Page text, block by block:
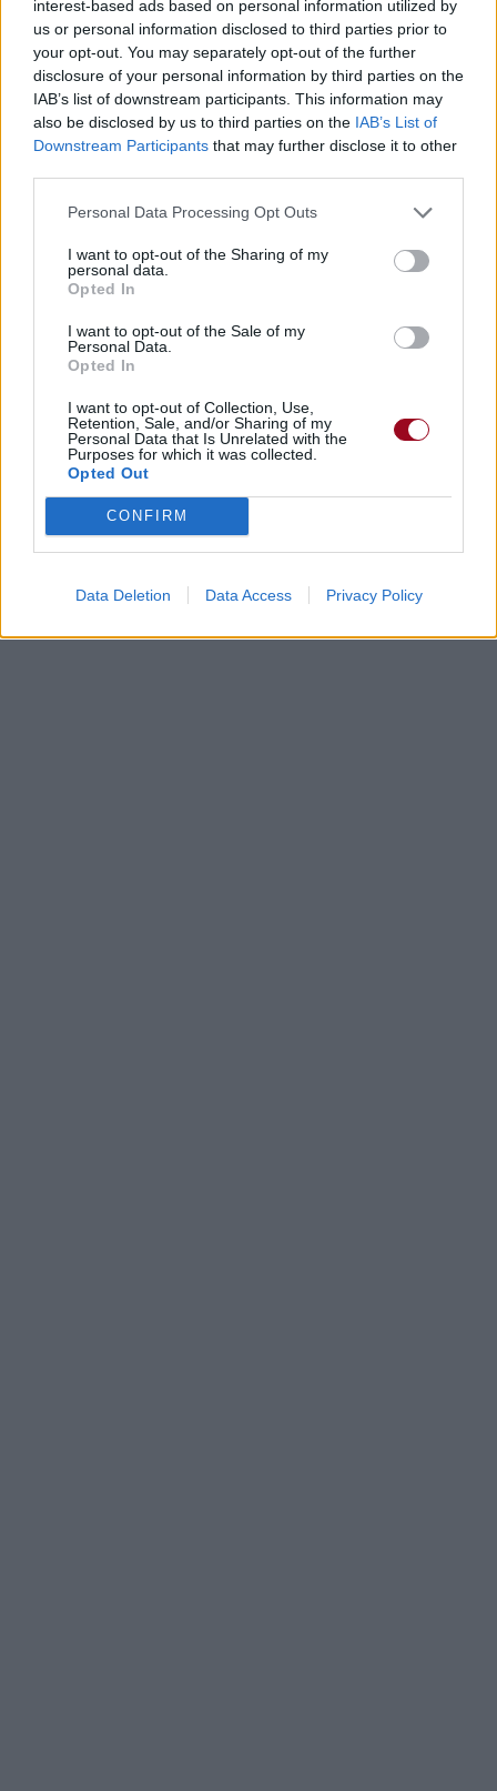
interest-based ads based on personal information utilized by
us or personal information disclosed to third parties prior to
your opt-out. You may separately opt-out of the further
disclosure of your personal information by third parties on the
IAB’s list of downstream participants. This information may
also be disclosed by us to third parties on the IAB’s List of
Downstream Participants that may further disclose it to other
Personal Data Processing Opt Outs
I want to opt-out of the Sharing of my
personal data.
Opted In
I want to opt-out of the Sale of my
Personal Data.
Opted In
I want to opt-out of Collection, Use,
Retention, Sale, and/or Sharing of my
Personal Data that Is Unrelated with the
Purposes for which it was collected.
Opted Out
CONFIRM
Data Deletion Data Access Privacy Policy
Concert/Live
Dire «merci» pour cette traduction